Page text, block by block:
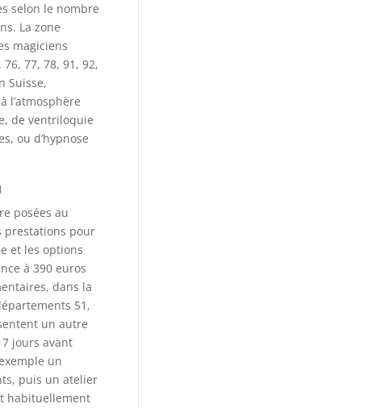
selon le nombre
La zone
magiciens
77, 78, 91, 92,
Suisse,
l’atmosphère
de ventriloquie
ou d’hypnose
posées au
prestations pour
et les options
à 390 euros
dans la
51,
un autre
jours avant
un
puis un atelier
habituellement